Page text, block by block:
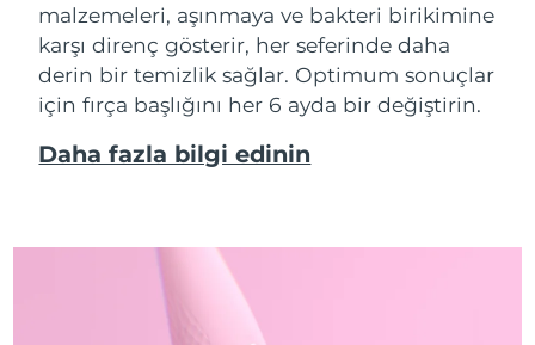
malzemeleri, aşınmaya ve bakteri birikimine
karşı direnç gösterir, her seferinde daha
derin bir temizlik sağlar. Optimum sonuçlar
için fırça başlığını her 6 ayda bir değiştirin.
Daha fazla bilgi edinin